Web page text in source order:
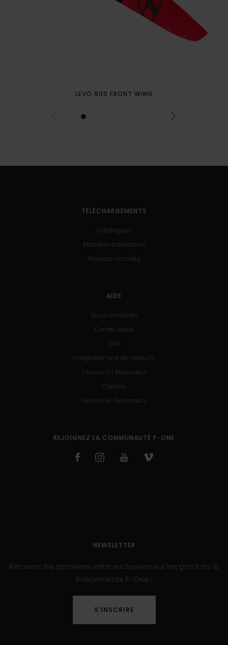
LEVO 900 FRONT WING
TÉLÉCHARGEMENTS
Catalogues
Manuels d'utilisation
Produits archivés
AIDE
Nous contacter
Centre d'aide
SAV
Enregistrement de produits
Trouver un Revendeur
Careers
Trouver un Revendeur
REJOIGNEZ LA COMMUNAUTÉ F-ONE
NEWSLETTER
Recevez les dernières infos exclusives sur les produits &
évènements F-One !
S'INSCRIRE